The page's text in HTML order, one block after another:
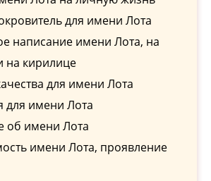
для имени Лота
написание имени Лота, на
на кирилице
для имени Лота
для имени Лота
об имени Лота
имени Лота, проявление